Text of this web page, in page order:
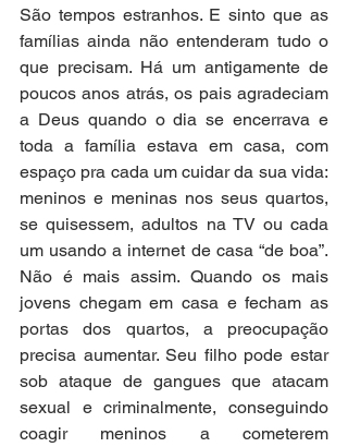
São tempos estranhos. E sinto que as
famílias ainda não entenderam tudo o
que precisam. Há um antigamente de
poucos anos atrás, os pais agradeciam
a Deus quando o dia se encerrava e
toda a família estava em casa, com
espaço pra cada um cuidar da sua vida:
meninos e meninas nos seus quartos,
se quisessem, adultos na TV ou cada
um usando a internet de casa “de boa”.
Não é mais assim. Quando os mais
jovens chegam em casa e fecham as
portas dos quartos, a preocupação
precisa aumentar. Seu filho pode estar
sob ataque de gangues que atacam
sexual e criminalmente, conseguindo
coagir meninos a cometerem